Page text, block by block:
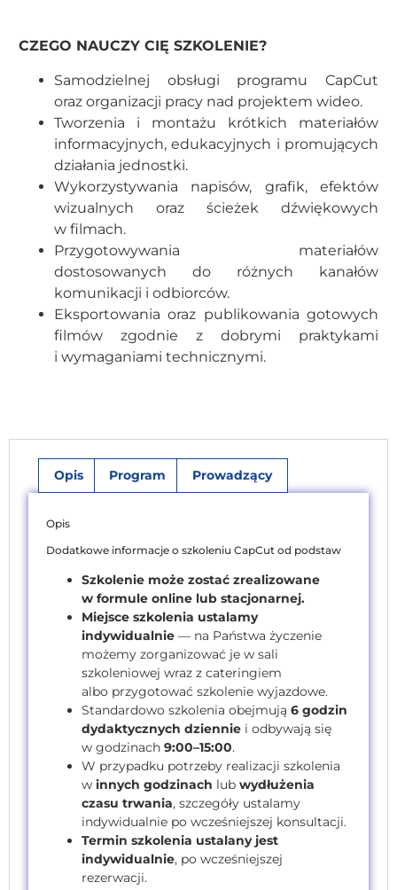
CZEGO NAUCZY CIĘ SZKOLENIE?
Samodzielnej obsługi programu CapCut
oraz organizacji pracy nad projektem wideo.
Tworzenia i montażu krótkich materiałów
informacyjnych, edukacyjnych i promujących
działania jednostki.
Wykorzystywania napisów, grafik, efektów
wizualnych oraz ścieżek dźwiękowych
w filmach.
Przygotowywania materiałów
dostosowanych do różnych kanałów
komunikacji i odbiorców.
Eksportowania oraz publikowania gotowych
filmów zgodnie z dobrymi praktykami
i wymaganiami technicznymi.
Opis Program Prowadzący
Opis
Dodatkowe informacje o szkoleniu CapCut od podstaw
Szkolenie może zostać zrealizowane
w formule online lub stacjonarnej.
Miejsce szkolenia ustalamy
indywidualnie — na Państwa życzenie
możemy zorganizować je w sali
szkoleniowej wraz z cateringiem
albo przygotować szkolenie wyjazdowe.
Standardowo szkolenia obejmują 6 godzin
dydaktycznych dziennie i odbywają się
w godzinach 9:00–15:00.
W przypadku potrzeby realizacji szkolenia
w innych godzinach lub wydłużenia
czasu trwania, szczegóły ustalamy
indywidualnie po wcześniejszej konsultacji.
Termin szkolenia ustalany jest
indywidualnie, po wcześniejszej
rezerwacji.